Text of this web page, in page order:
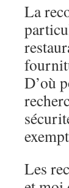
La
D’où
Les